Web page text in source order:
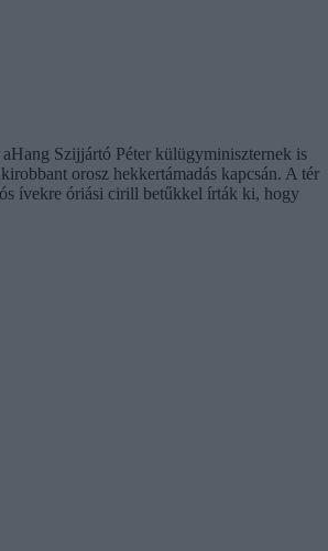
Szijjártó Péter külügyminiszternek is
orosz hekkertámadás kapcsán. A tér
ívekre óriási cirill betűkkel írták ki, hogy